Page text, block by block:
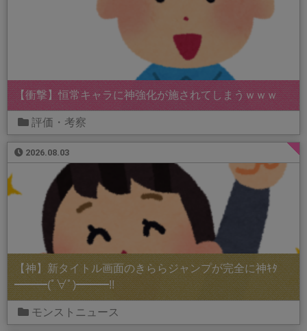
【衝撃】恒常キャラに神強化が施されてしまうｗｗｗ
評価・考察
2026.08.03
【神】新タイトル画面のきららジャンプが完全に神ｷﾀ
━━━(ﾟ∀ﾟ)━━━!!
モンストニュース